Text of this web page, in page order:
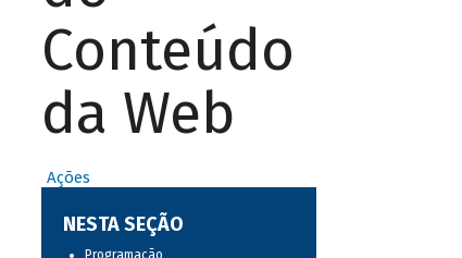
Conteúdo
da Web
Ações
NESTA SEÇÃO